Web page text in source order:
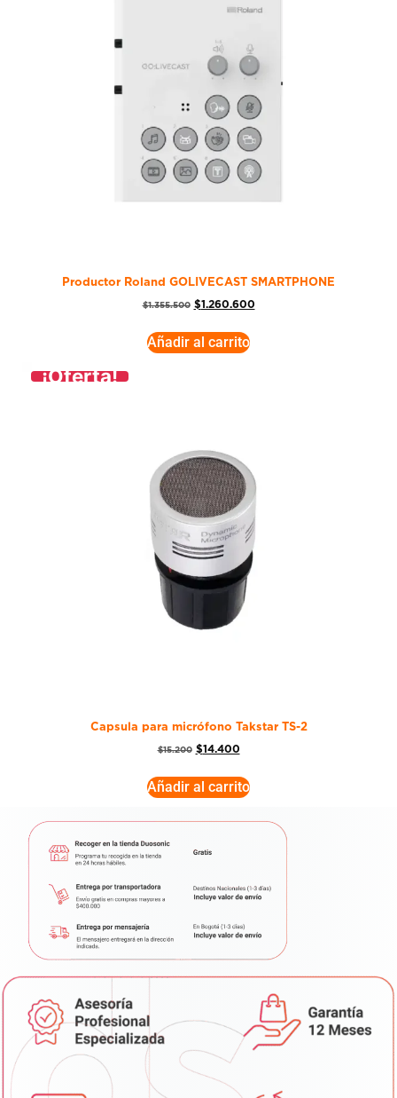
Productor Roland GOLIVECAST SMARTPHONE
$1.355.500 $1.260.600
Añadir al carrito
¡Oferta!
Capsula para micrófono Takstar TS-2
$15.200 $14.400
Añadir al carrito